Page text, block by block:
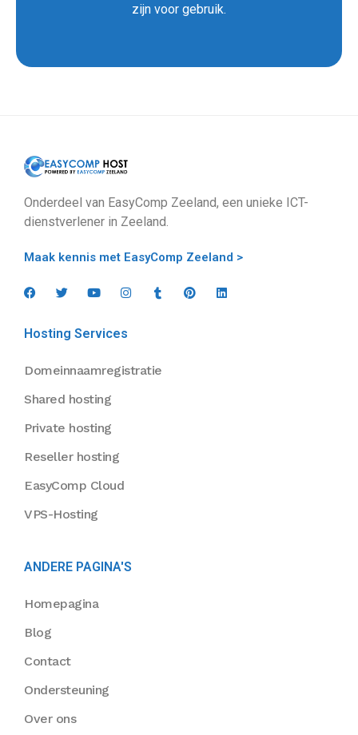
zijn voor gebruik.
Onderdeel van EasyComp Zeeland, een unieke ICT-
dienstverlener in Zeeland.
Maak kennis met EasyComp Zeeland >
Hosting Services
Domeinnaamregistratie
Shared hosting
Private hosting
Reseller hosting
EasyComp Cloud
VPS-Hosting
ANDERE PAGINA'S
Homepagina
Blog
Contact
Ondersteuning
Over ons